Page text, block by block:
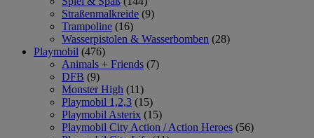
Straßenmalkreide (9)
Trampoline (16)
Wasserpistolen & Wasserbomben (28)
Playmobil (476)
Animals + Friends (7)
DFB (9)
Monster High (11)
Playmobil 1,2,3 (15)
Playmobil Asterix (15)
Playmobil City Action / Action Heroes (56)